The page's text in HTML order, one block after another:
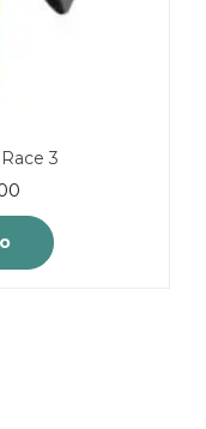
3
precio
actual
es: